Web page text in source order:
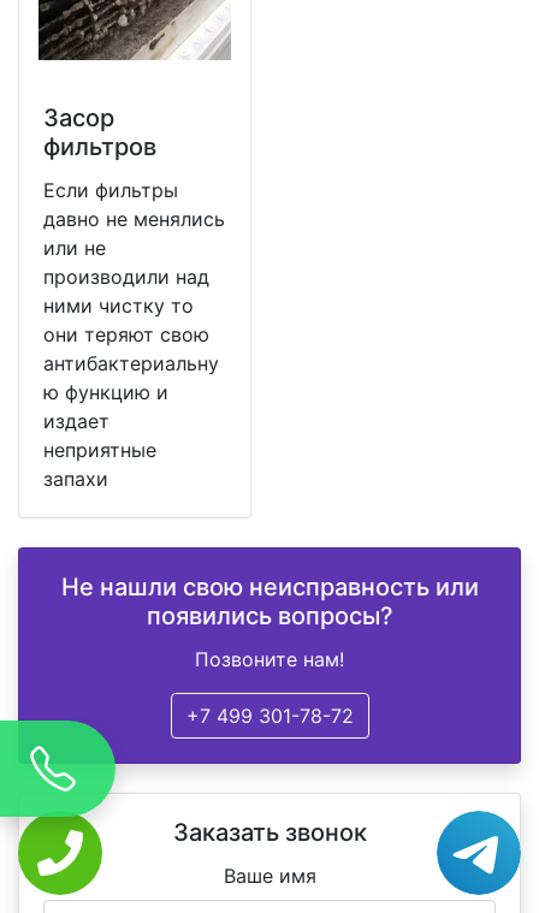
Засор
фильтров
Если фильтры
давно не менялись
или не
производили над
ними чистку то
они теряют свою
антибактериальну
ю функцию и
издает
неприятные
запахи
Не нашли свою неисправность или
появились вопросы?
Позвоните нам!
+7 499 301-78-72
Заказать звонок
Ваше имя